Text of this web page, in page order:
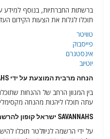
ברשתות החברתיות, בנוסף למידע
תוכלו לגלות את הצעות הקידום
טוויטר
פייסבוק
אינסטגרם
יוטיוב
הנחה מרבית המוצעת על ידי SAVANNAHS לרוכשים בישראל
עתה תוכלו ליהנות מהנחה מקסימלית של 70% החלה על
SAVANNAHS ישראל קופון להרשמה לניוזלטר
על ידי הרשמה לניוזלטר תוכלו